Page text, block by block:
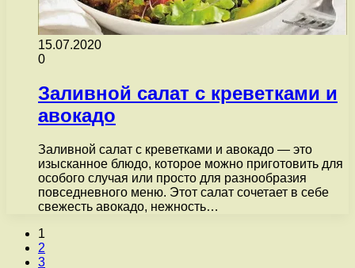
15.07.2020
0
Заливной салат с креветками и
авокадо
Заливной салат с креветками и авокадо — это
изысканное блюдо, которое можно приготовить для
особого случая или просто для разнообразия
повседневного меню. Этот салат сочетает в себе
свежесть авокадо, нежность…
1
2
3